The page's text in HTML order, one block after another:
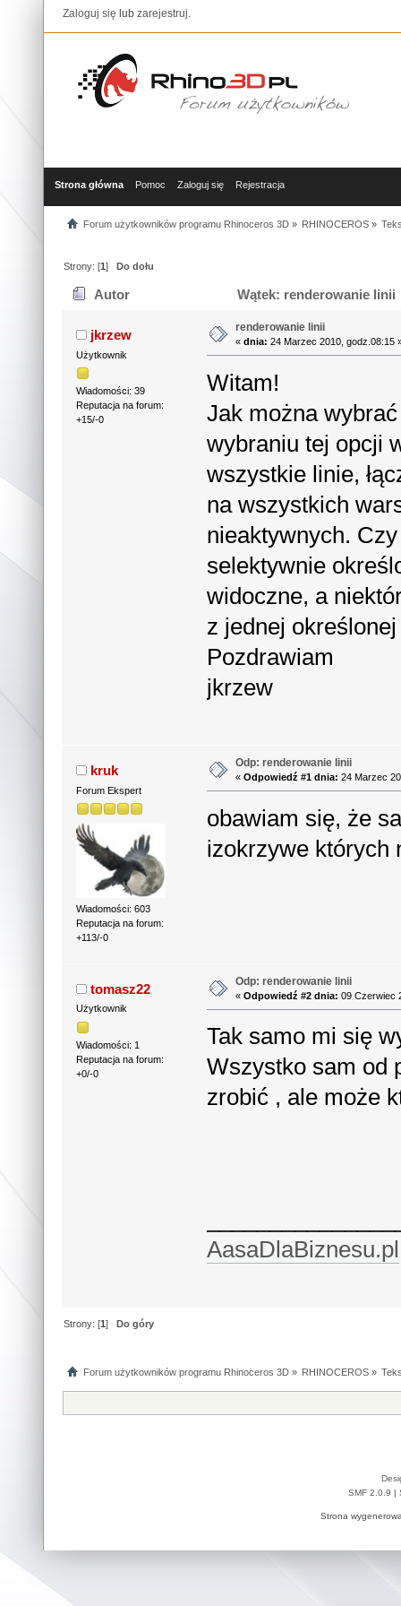
Zaloguj się lub zarejestruj.
Strona główna Pomoc Zaloguj się Rejestracja
Forum użytkowników programu Rhinoceros 3D» RHINOCEROS»
Strony: [1]Do dołu
Autor Wątek: renderowanie linii
jkrzew
Użytkownik
Wiadomości: 39
Reputacja na forum:
+15/-0
renderowanie linii
«dnia: 24 Marzec 2010, godz.08:15
Witam!
Jak można
wybraniu tej opcji
wszystkie linie,
na wszystkich
nieaktywnych.
selektywnie
widoczne, a
z jednej
Pozdrawiam
jkrzew
kruk
Forum Ekspert
Wiadomości: 603
Reputacja na forum:
+113/-0
Odp: renderowanie linii
«Odpowiedź #1 dnia: 24 Marzec
obawiam się, że
izokrzywe których
tomasz22
Użytkownik
Wiadomości: 1
Reputacja na forum:
+0/-0
Odp: renderowanie linii
«Odpowiedź #2 dnia: 09 Czerwiec
Tak samo mi się
Wszystko sam od
zrobić , ale może
AasaDlaBiznesu.pl
Strony: [1]Do góry
Forum użytkowników programu Rhinoceros 3D» RHINOCEROS»
SMF 2.0.9 |
Strona